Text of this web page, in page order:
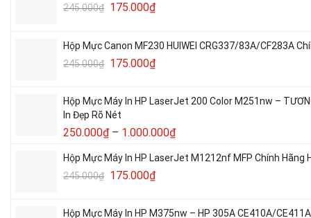
245.000₫ 175.000₫
Hộp Mực Canon MF230 HUIWEI CRG337/83A/CF283A
245.000₫ 175.000₫
Hộp Mực Máy In HP LaserJet 200 Color M251nw –
In Đẹp Rõ Nét
250.000₫ – 1.000.000₫
Hộp Mực Máy In HP LaserJet M1212nf MFP Chính
245.000₫ 175.000₫
Hộp Mực Máy In HP M375nw – HP 305A CE410A/